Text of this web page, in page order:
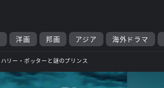
洋画 邦画 アジア 海外ドラマ
ハリー・ポッターと謎のプリンス